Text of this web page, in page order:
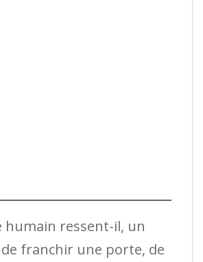
humain ressent-il, un
franchir une porte, de